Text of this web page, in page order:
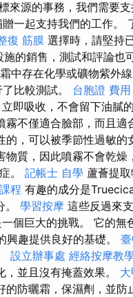
來源的事務，我們需要
一起支持我們的工作。
復 筋膜 選擇時，請堅持
施的銷售，測試和評論也
中存在化學或礦物紫外
比較測試。 台胞證 費用
即吸收，不會留下油膩
霧不僅適合臉部，而且適
的，可以被季節性過敏的
質，因此噴霧不會乾燥
。 記帳士 自學 蘆薈提
程 有趣的成分是
學習按摩 這些反過來
個巨大的挑戰。 它的無
趣提供良好的基礎。
設立辦事處 經絡按摩教
並且沒有掩蓋效果。
的防曬霜，保濕劑，並防